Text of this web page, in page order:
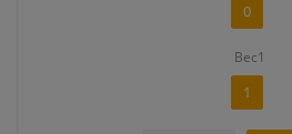
0
Вес1
1